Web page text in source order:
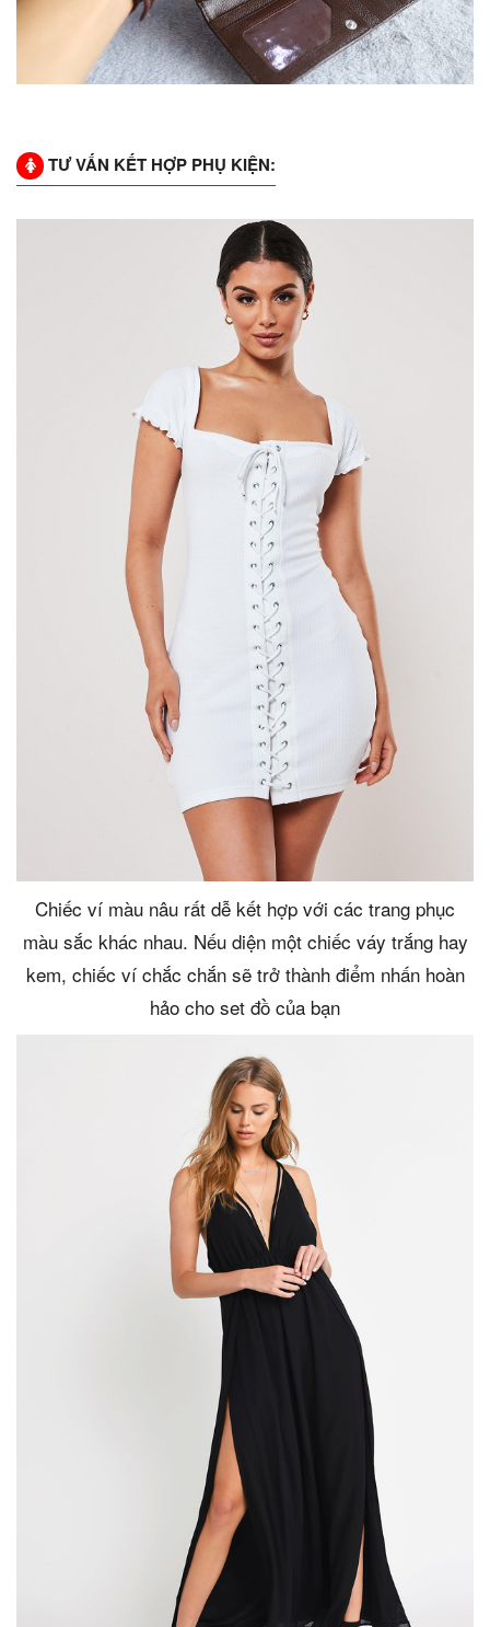
TƯ VẤN KẾT HỢP PHỤ KIỆN:
Chiếc ví màu nâu rất dễ kết hợp với các trang phục
màu sắc khác nhau. Nếu diện một chiếc váy trắng hay
kem, chiếc ví chắc chắn sẽ trở thành điểm nhấn hoàn
hảo cho set đồ của bạn